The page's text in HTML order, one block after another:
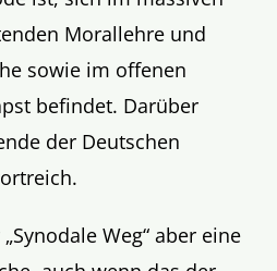
Morallehre und
sowie im offenen
befindet. Darüber
der Deutschen
Weg“ aber eine